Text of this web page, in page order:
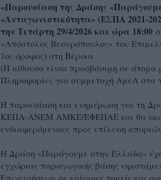
«Παρουσίαση της Δράσης
«Ανταγωνιστικότητα» (ΕΣΠΑ 2021-
την Τετάρτη 29/4/2026 και ώρα 18:00
«Απόστολος Βεσυρόπουλος» του
1ος όροφος) στη Βέροια
(Η αίθουσα είναι προσβάσιμη σε άτομα
Πληροφορίες για συμμετοχή ΑμεΑ στα
Η παρουσίαση και ενημέρωση για τη
ΚΕΠΑ-ΑΝΕΜ ΑΜΚΕ/ΕΦΕΠΑΕ και θα
ενδιαφερόμενους προς επίλυση
Η Δράση «Παράγουμε στην Ελλάδα»
εγχώριας παραγωγικής βάσης